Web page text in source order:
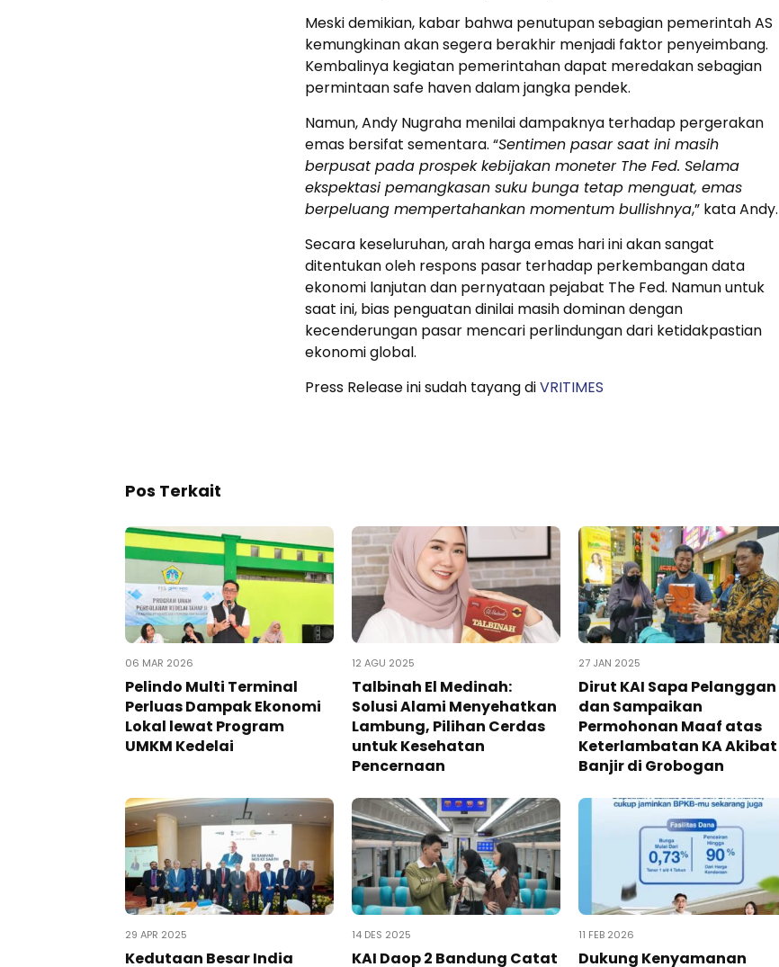
Meski demikian, kabar bahwa penutupan sebagian pemerintah AS
kemungkinan akan segera berakhir menjadi faktor penyeimbang.
Kembalinya kegiatan pemerintahan dapat meredakan sebagian
permintaan safe haven dalam jangka pendek.
Namun, Andy Nugraha menilai dampaknya terhadap pergerakan
emas bersifat sementara. “Sentimen pasar saat ini masih
berpusat pada prospek kebijakan moneter The Fed. Selama
ekspektasi pemangkasan suku bunga tetap menguat, emas
berpeluang mempertahankan momentum bullishnya,” kata Andy.
Secara keseluruhan, arah harga emas hari ini akan sangat
ditentukan oleh respons pasar terhadap perkembangan data
ekonomi lanjutan dan pernyataan pejabat The Fed. Namun untuk
saat ini, bias penguatan dinilai masih dominan dengan
kecenderungan pasar mencari perlindungan dari ketidakpastian
ekonomi global.
Press Release ini sudah tayang diVRITIMES
Pos Terkait
06 MAR 2026
Pelindo Multi Terminal
Perluas Dampak Ekonomi
Lokal lewat Program
UMKM Kedelai
12 AGU 2025
Talbinah El Medinah:
Solusi Alami Menyehatkan
Lambung, Pilihan Cerdas
untuk Kesehatan
Pencernaan
27 JAN 2025
Dirut KAI Sapa Pelanggan
dan Sampaikan
Permohonan Maaf atas
Keterlambatan KA Akibat
Banjir di Grobogan
29 APR 2025
Kedutaan Besar India
14 DES 2025
KAI Daop 2 Bandung Catat
11 FEB 2026
Dukung Kenyamanan